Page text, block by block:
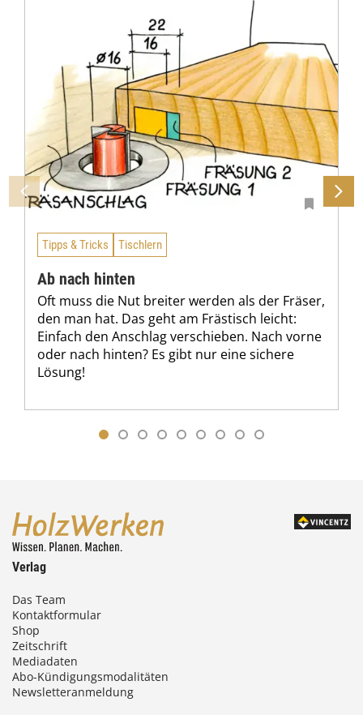
Tipps & Tricks Tischlern
Ab nach hinten
Oft muss die Nut breiter werden als der Fräser,
den man hat. Das geht am Frästisch leicht:
Einfach den Anschlag verschieben. Nach vorne
oder nach hinten? Es gibt nur eine sichere
Lösung!
Verlag
Das Team
Kontaktformular
Shop
Zeitschrift
Mediadaten
Abo-Kündigungsmodalitäten
Newsletteranmeldung